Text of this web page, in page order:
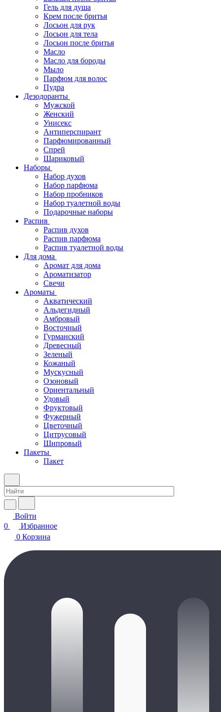
Гель для душа
Крем после бритья
Лосьон для рук
Лосьон для тела
Лосьон после бритья
Масло
Масло для бороды
Мыло
Парфюм для волос
Пудра
Дезодоранты
Мужской
Женский
Унисекс
Антиперспирант
Парфюмированный
Спрей
Шариковый
Наборы
Набор духов
Набор парфюма
Набор пробников
Набор туалетной воды
Подарочные наборы
Распив
Распив духов
Распив парфюма
Распив туалетной воды
Для дома
Аромат для дома
Ароматизатор
Свечи
Ароматы
Акватический
Альдегидный
Амбровый
Восточный
Гурманский
Древесный
Зеленый
Кожаный
Мускусный
Озоновый
Ориентальный
Удовый
Фруктовый
Фужерный
Цветочный
Цитрусовый
Шипровый
Пакеты
Пакет
Войти
0
Избранное
0 Корзина